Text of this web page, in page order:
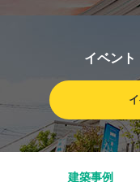
イベント
建築事例